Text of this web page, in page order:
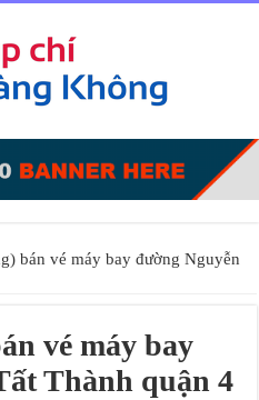
bán vé máy bay đường Nguyễn
vé máy bay
Thành quận 4